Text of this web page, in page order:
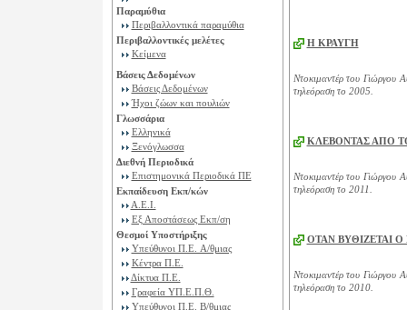
Παραμύθια
Περιβαλλοντικά παραμύθια
Περιβαλλοντικές μελέτες
Κείμενα
Βάσεις Δεδομένων
Βάσεις Δεδομένων
Ήχοι ζώων και πουλιών
Γλωσσάρια
Ελληνικά
Ξενόγλωσσα
Διεθνή Περιοδικά
Επιστημονικά Περιοδικά ΠΕ
Εκπαίδευση Εκπ/κών
Α.Ε.Ι.
Εξ Αποστάσεως Εκπ/ση
Θεσμοί Υποστήριξης
Υπεύθυνοι Π.Ε. A/θμιας
Κέντρα Π.Ε.
Δίκτυα Π.Ε.
Γραφεία ΥΠ.Ε.Π.Θ.
Υπεύθυνοι Π.Ε. B/θμιας
Η ΚΡΑΥΓΗ
Ντοκιμαντέρ του Γιώργου
τηλεόραση το 2005.
ΚΛΕΒΟΝΤΑΣ ΑΠΟ
Ντοκιμαντέρ του Γιώργου
τηλεόραση το 2011.
ΟΤΑΝ ΒΥΘΙΖΕΤΑΙ
Ντοκιμαντέρ του Γιώργου
τηλεόραση το 2010.